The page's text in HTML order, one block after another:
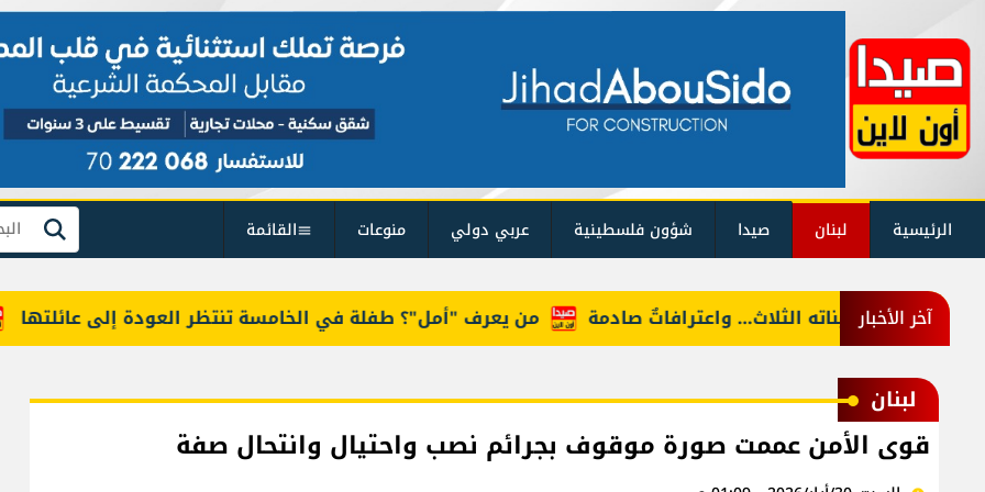
الرئيسية لبنان صيدا شؤون فلسطينية عربي دولي منوعات القائمة بحث
آخر الأخبار من يعرف "أمل"؟ طفلة في الخامسة تنتظر العودة إلى عائلتها على بناته الثلاث… واعترافاتٌ صادمة
لبنان
قوى الأمن عممت صورة موقوف بجرائم نصب واحتيال وانتحال صفة